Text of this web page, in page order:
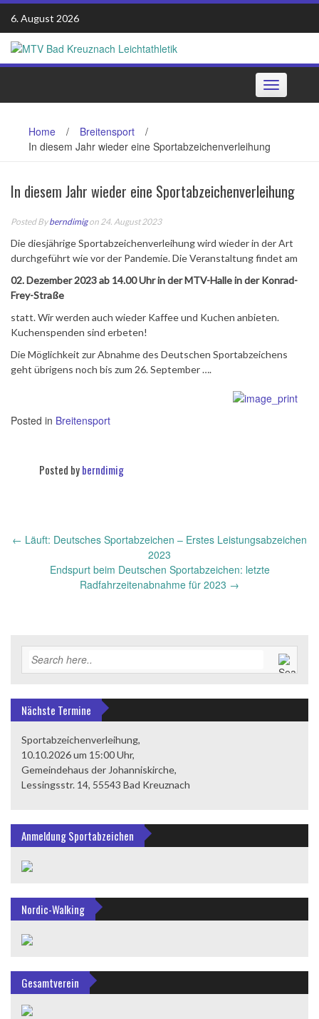
Skip
content
6. August 2026
Toggle
navigation
Home / Breitensport
/
In diesem Jahr wieder eine Sportabzeichenverleihung
In diesem Jahr wieder eine Sportabzeichenverleihung
Posted Byberndimigon 24. August 2023
Die diesjährige Sportabzeichenverleihung wird wieder in der Art
durchgeführt wie vor der Pandemie. Die Veranstaltung findet am
02. Dezember 2023 ab 14.00 Uhr in der MTV-Halle in der Konrad-
Frey-Straße
statt. Wir werden auch wieder Kaffee und Kuchen anbieten.
Kuchenspenden sind erbeten!
Die Möglichkeit zur Abnahme des Deutschen Sportabzeichens
geht übrigens noch bis zum 26. September ….
Posted in Breitensport
Posted byberndimig
navigation
← Läuft: Deutsches Sportabzeichen – Erstes Leistungsabzeichen
2023
Endspurt beim Deutschen Sportabzeichen: letzte
Radfahrzeitenabnahme für 2023 →
Nächste Termine
Sportabzeichenverleihung,
10.10.2026 um 15:00 Uhr,
Gemeindehaus der Johanniskirche,
Lessingsstr. 14, 55543 Bad Kreuznach
Anmeldung Sportabzeichen
Nordic-Walking
Gesamtverein